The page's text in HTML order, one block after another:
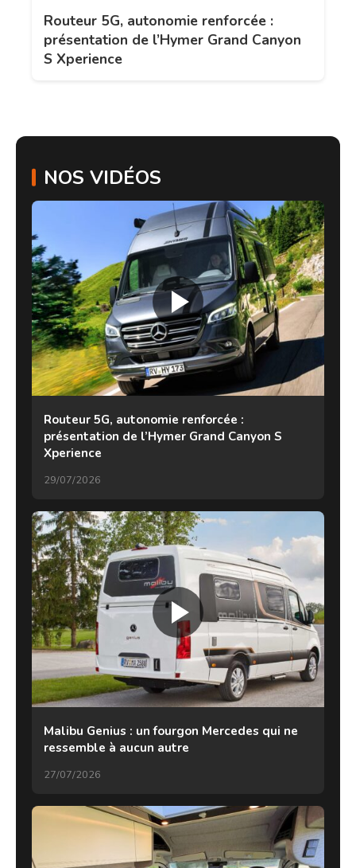
Routeur 5G, autonomie renforcée :
présentation de l’Hymer Grand Canyon
S Xperience
NOS VIDÉOS
Routeur 5G, autonomie renforcée :
présentation de l’Hymer Grand Canyon S
Xperience
29/07/2026
Malibu Genius : un fourgon Mercedes qui ne
ressemble à aucun autre
27/07/2026